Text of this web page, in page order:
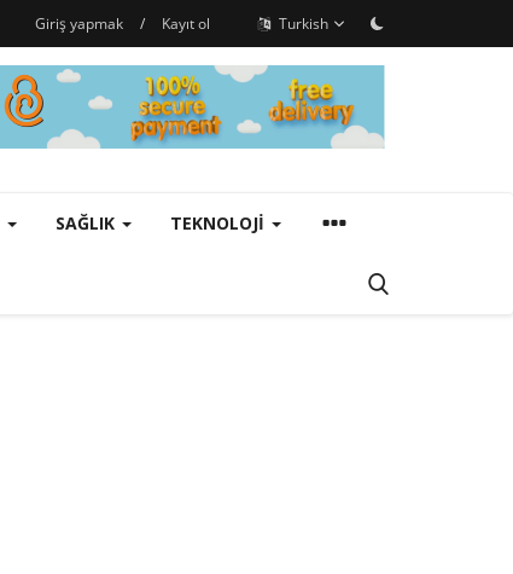
Giriş yapmak / Kayıt ol Turkish
SAĞLIK TEKNOLOJI